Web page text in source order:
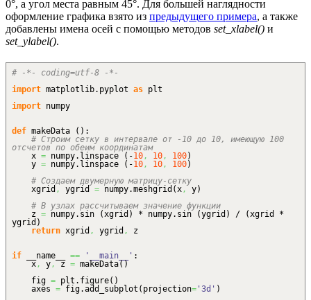
0°, а угол места равным 45°. Для большей наглядности
оформление графика взято из предыдущего примера, а также
добавлены имена осей с помощью методов set_xlabel() и
set_ylabel().
# -*- coding=utf-8 -*-
import matplotlib. pyplot as plt
import numpy
def makeData ( ) :
# Строим сетку в интервале от -10 до 10, имеющую 100
отсчетов по обеим координатам
x = numpy. linspace ( -10, 10, 100)
y = numpy. linspace ( -10, 10, 100)
# Создаем двумерную матрицу-сетку
xgrid , ygrid = numpy.meshgrid (x, y)
# В узлах рассчитываем значение функции
z = numpy. sin (xgrid ) * numpy. sin (ygrid ) / (xgrid *
ygrid )
return xgrid , ygrid , z
if __name__ == '__main__' :
x, y, z = makeData( )
fig = plt. figure( )
axes = fig.add_subplot ( projection= '3d' )